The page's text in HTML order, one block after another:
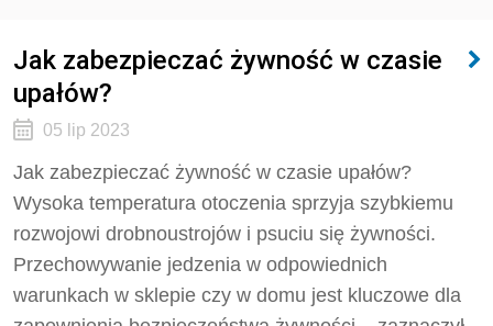
Jak zabezpieczać żywność w czasie
upałów?
05 lip 2023
Jak zabezpieczać żywność w czasie upałów?
Wysoka temperatura otoczenia sprzyja szybkiemu
rozwojowi drobnoustrojów i psuciu się żywności.
Przechowywanie jedzenia w odpowiednich
warunkach w sklepie czy w domu jest kluczowe dla